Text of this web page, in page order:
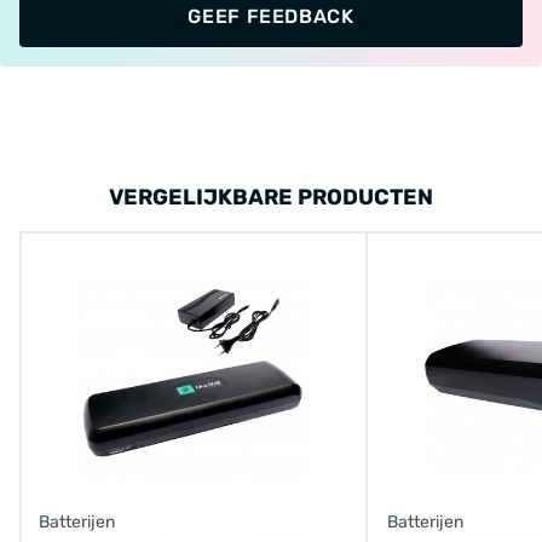
VOLT evo
Sorrento
Torino
GEEF FEEDBACK
VERGELIJKBARE PRODUCTEN
Batterijen Batterijen